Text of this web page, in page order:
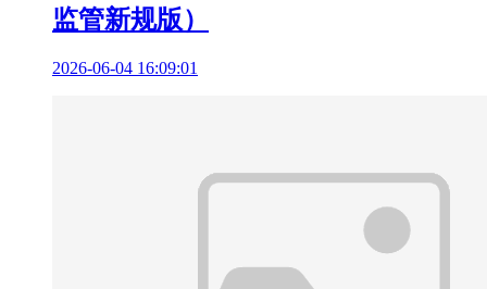
监管新规版）
2026-06-04 16:09:01